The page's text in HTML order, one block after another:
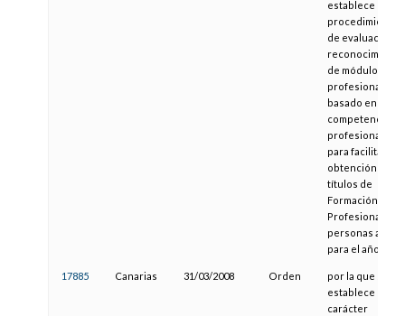
establece un
procedimiento
de evaluación y
reconocimiento
de módulos
profesionales
basado en
competencias
profesionales,
para facilitar la
obtención de
títulos de
Formación
Profesional a
personas
para el año 2008
17885 Canarias 31/03/2008 Orden
por la que se
establece con
carácter